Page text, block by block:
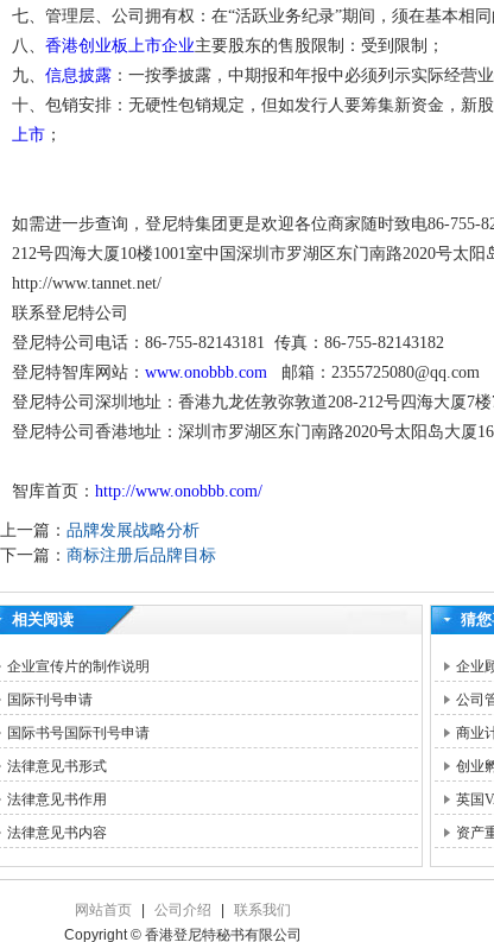
七、管理层、公司拥有权：在“活跃业务纪录”期间，须在基本相
八、 香港创业板上市企业主要股东的售股限制：受到限制；
九、 信息披露 ：一按季披露，中期报和年报中必须列示实际经营
十、包销安排：无硬性包销规定，但如发行人要筹集新资金，新
上市 ；
如需进一步查询，登尼特集团更是欢迎各位商家随时致电86-755-
212号四海大厦10楼1001室中国深圳市罗湖区东门南路2020号太
http://www.tannet.net/
联系登尼特公司
登尼特公司电话：86-755-82143181 传真：86-755-82143182
登尼特智库网站： www.onobbb.com 邮箱：2355725080@qq.com
登尼特公司深圳地址：香港九龙佐敦弥敦道208-212号四海大厦7楼
登尼特公司香港地址：深圳市罗湖区东门南路2020号太阳岛大厦16
智库首页： http://www.onobbb.com/
上一篇： 品牌发展战略分析
下一篇： 商标注册后品牌目标
相关阅读
企业宣传片的制作说明
国际刊号申请
国际书号国际刊号申请
法律意见书形式
法律意见书作用
法律意见书内容
猜
企业
公司
商业
创业
英国
资产
网站首页 公司介绍
联系我们
Copyright © 香港登尼特秘书有限公司